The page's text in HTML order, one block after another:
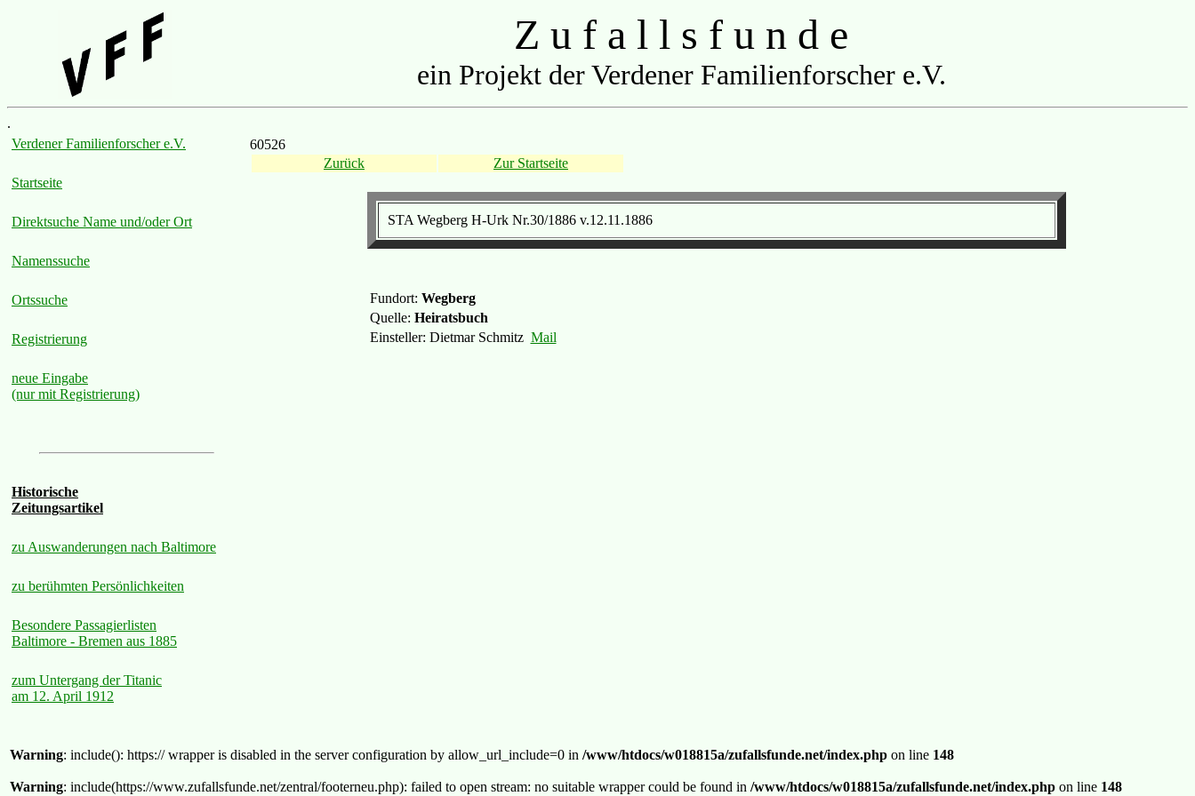
Z u f a l l s f u n d e
ein Projekt der Verdener Familienforscher e.V.
.
Verdener Familienforscher e.V.
Startseite
Direktsuche Name und/oder Ort
Namenssuche
Ortssuche
Registrierung
neue Eingabe
(nur mit Registrierung)
Historische
Zeitungsartikel
zu Auswanderungen nach Baltimore
zu berühmten Persönlichkeiten
Besondere Passagierlisten
Baltimore - Bremen aus 1885
zum Untergang der Titanic
am 12. April 1912
60526
Zurück
Zur Startseite
STA Wegberg H-Urk Nr.30/1886 v.12.11.1886
Fundort: Wegberg
Quelle: Heiratsbuch
Einsteller: Dietmar Schmitz Mail
Warning: include(): https:// wrapper is disabled in the server configuration by allow_url_include=0 in /www/htdocs/w018815a/zufallsfunde.net/index.php on line 148
Warning: include(https://www.zufallsfunde.net/zentral/footerneu.php): failed to open stream: no suitable wrapper could be found in /www/htdocs/w018815a/zufallsfunde.net/index.php on line 148